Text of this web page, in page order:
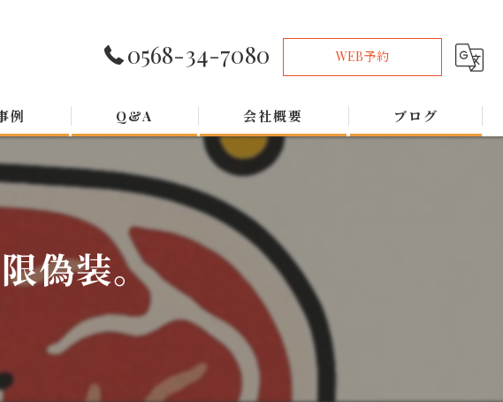
0568-34-7080 WEB予約
例 Q&A 会社概要 ブログ
偽装。